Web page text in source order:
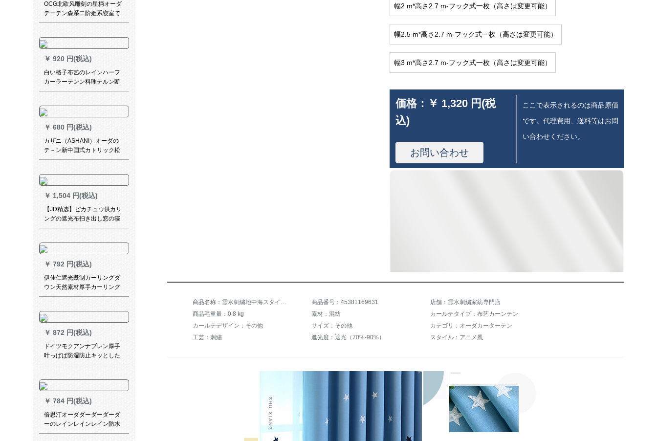
OCG北欧风雕刻の星柄オーダ
テーテン森系二阶姫系寝室で
梦に见るロマスーピンククカ
ン高さが変化します。
￥ 920 円(税込)
白い格子布艺のレインハーフ
カーラーテンン料理テルン断
热カーターテテンンン布カー
ーテン既製カーラーテンカー
ンショートカーラーテン水溶
レスカーンサイド乳白色ファ
ブリック(不透明)幅150高120
cm
￥ 680 円(税込)
カザニ（ASHANI）オーダの
テ－ン新中国式カトリック松
鶴延年山水国画リビン寮遮光
レ－ト断熱S 0395-鴻運カスト
ン-フック1枚のメテルが必要
ですか？
￥ 1,504 円(税込)
【JD精选】ピカチュウ供カリ
ングの遮光布扫き出し窓の寝
室リングオーダカンの厚い手
トル*高さ2.7メトル
￥ 792 円(税込)
伊佳仁遮光既制カーリングダ
ウン天然素材厚手カーリング
寝室UVカーリングダウン热レ
￥ 872 円(税込)
ドイツモクアンナブレン厚手
叶っぱぱ防湿防止キッとした
书房オーーフーディ寝室オー
地シリズPS-BY 03
￥ 784 円(税込)
倍思汀オーダダーダーダーダ
ーのレインレインレイン防水
遮断ホートカーン防水フード
幅2 m*高さ2.7 m-フック式一枚（高さは変更可能）
幅2.5 m*高さ2.7 m-フック式一枚（高さは変更可能）
幅3 m*高さ2.7 m-フック式一枚（高さは変更可能）
価格： ￥ 1,320 円(税
込)
お問い合わせ
ここで表示されるのは商品原価
です。代理費用、送料等はお問
い合わせください。
商品番号：45381169631
店舗：霊水刺繍家紡専門店
商品毛重量：0.8 kg
素材：混紡
カールテタイプ：布艺カーンテン
カールテデザイン：その他
サイズ：その他
カテゴリ：オーダカーターテン
工芸：刺繡
遮光度：遮光（70%-90%） スタイル：アニメ風